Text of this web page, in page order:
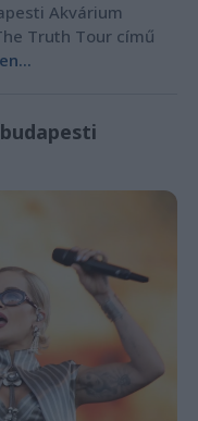
Akvárium
Truth Tour című